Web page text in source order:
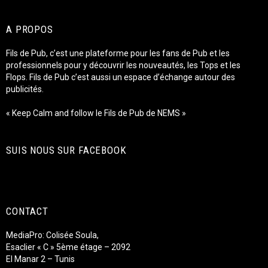
A PROPOS
Fils de Pub, c’est une plateforme pour les fans de Pub et les
professionnels pour y découvrir les nouveautés, les Tops et les
Flops. Fils de Pub c’est aussi un espace d’échange autour des
publicités.
« Keep Calm and follow le Fils de Pub de NEMS »
SUIS NOUS SUR FACEBOOK
CONTACT
MediaPro: Colisée Soula,
Esaclier « C » 5ème étage – 2092
El Manar 2 – Tunis